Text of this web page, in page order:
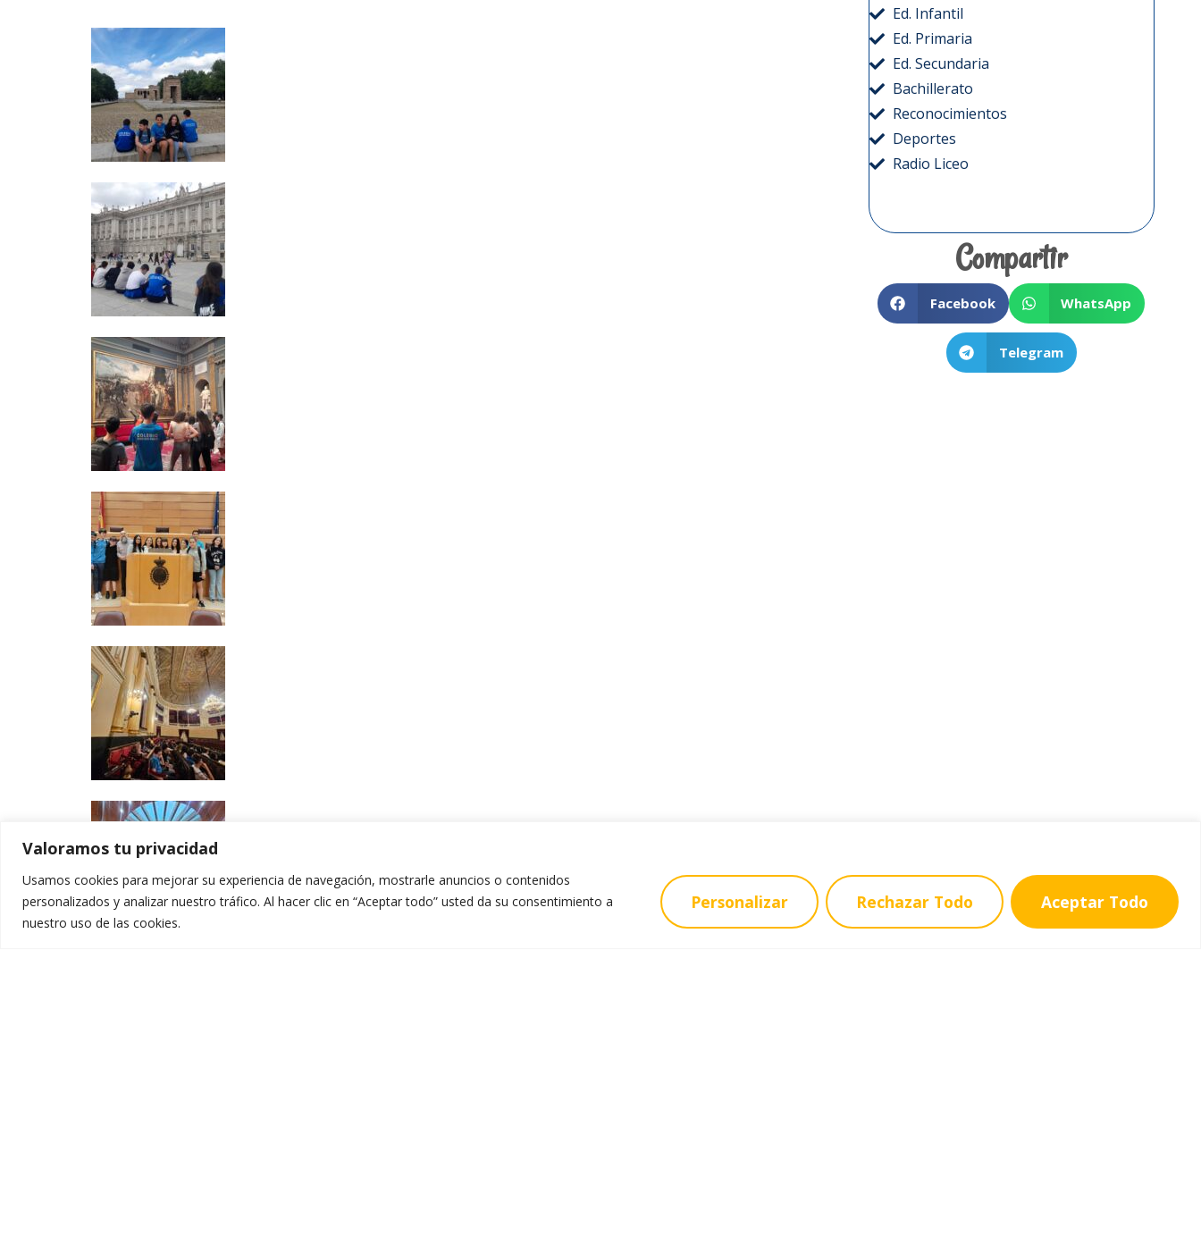
Valoramos tu privacidad
Usamos cookies para mejorar su experiencia de navegación, mostrarle anuncios o contenidos
personalizados y analizar nuestro tráfico. Al hacer clic en “Aceptar todo” usted da su consentimiento a
nuestro uso de las cookies.
Personalizar Rechazar Todo Aceptar Todo
Ed. Infantil
Ed. Primaria
Ed. Secundaria
Bachillerato
Reconocimientos
Deportes
Radio Liceo
Compartir
Facebook WhatsApp
Telegram